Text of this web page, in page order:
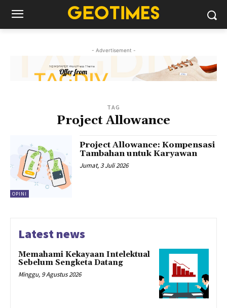
- Advertisement -
TAG
Project Allowance
OPINI
Project Allowance: Kompensasi
Tambahan untuk Karyawan
Jumat, 3 Juli 2026
Latest news
Memahami Kekayaan Intelektual
Sebelum Sengketa Datang
Minggu, 9 Agustus 2026